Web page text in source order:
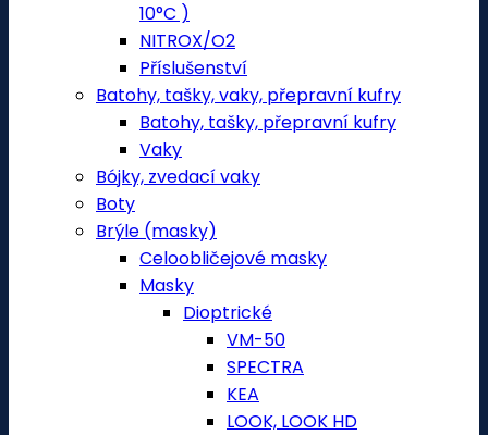
10°C )
NITROX/O2
Příslušenství
Batohy, tašky, vaky, přepravní kufry
Batohy, tašky, přepravní kufry
Vaky
Bójky, zvedací vaky
Boty
Brýle (masky)
Celoobličejové masky
Masky
Dioptrické
VM-50
SPECTRA
KEA
LOOK, LOOK HD